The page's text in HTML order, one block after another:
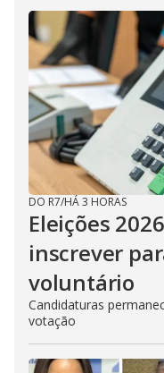
DO R7/HÁ 3 HORAS
Eleições
inscrever
voluntário
Candidaturas
votação